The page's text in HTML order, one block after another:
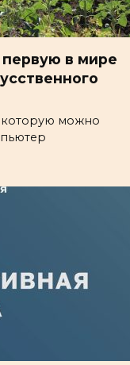
в мире
которую можно